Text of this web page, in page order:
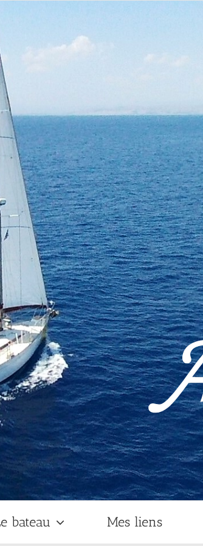
bateau Mes liens